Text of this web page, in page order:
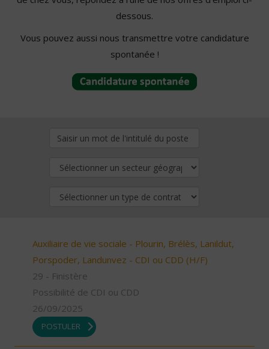
dessous.
Vous pouvez aussi nous transmettre votre candidature
spontanée !
Auxiliaire de vie sociale - Plourin, Brélès, Lanildut,
Porspoder, Landunvez - CDI ou CDD (H/F)
29 - Finistère
Possibilité de CDI ou CDD
26/09/2025
POSTULER